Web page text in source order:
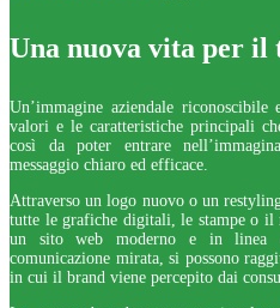
Una nuova vita per il
Un’immagine aziendale
valori e le caratteristiche principali
così da poter entrare
messaggio chiaro ed efficace.
Attraverso un logo nuovo o un
tutte le grafiche digitali, le stampe o il
un sito web moderno e in linea
comunicazione mirata, si possono
in cui il brand viene percepito dai